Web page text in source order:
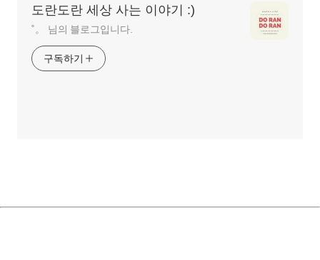
도란도란 세상 사는 이야기 :)
˚。 님의 블로그입니다.
구독하기